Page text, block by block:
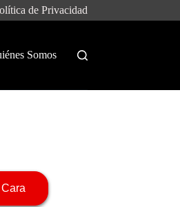
de Privacidad
Somos